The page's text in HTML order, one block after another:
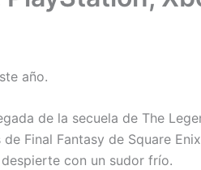
año.
de la secuela de The
Final Fantasy de Square
con un sudor frío.